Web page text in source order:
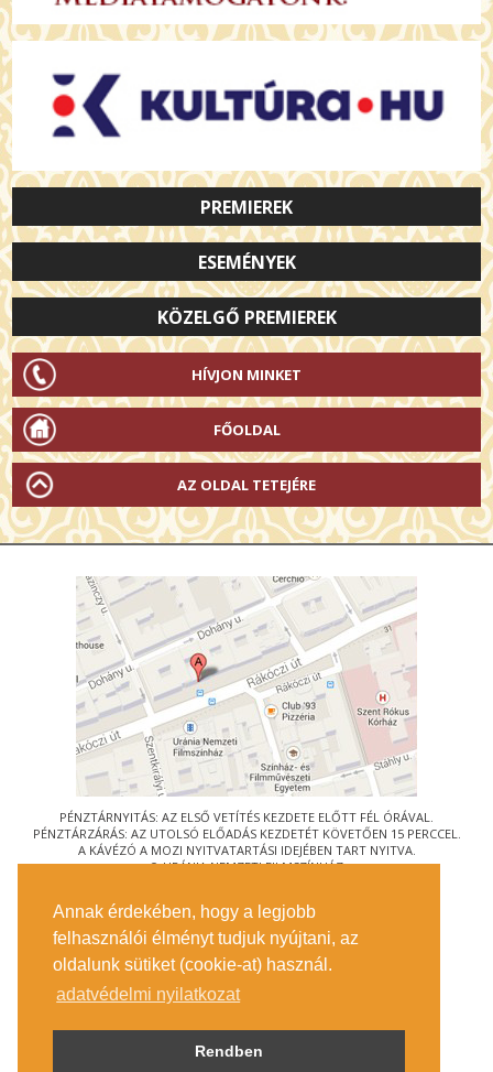
Annak érdekében, hogy a legjobb
felhasználói élményt tudjuk nyújtani, az
oldalunk sütiket (cookie-at) használ.
adatvédelmi nyilatkozat
Rendben
PREMIEREK
ESEMÉNYEK
KÖZELGŐ PREMIEREK
HÍVJON MINKET
FŐOLDAL
AZ OLDAL TETEJÉRE
PÉNZTÁRNYITÁS: AZ ELSŐ VETÍTÉS KEZDETE ELŐTT FÉL ÓRÁVAL.
PÉNZTÁRZÁRÁS: AZ UTOLSÓ ELŐADÁS KEZDETÉT KÖVETŐEN 15 PERCCEL.
A KÁVÉZÓ A MOZI NYITVATARTÁSI IDEJÉBEN TART NYITVA.
© URÁNIA NEMZETI FILMSZÍNHÁZ
1088 BUDAPEST, RÁKÓCZI ÚT 21.
MEGKÖZELÍTÉS
JEGYINFORMÁCIÓ
ÍRJON NEKÜNK!
KÖZÉRDEKŰ ADATOK